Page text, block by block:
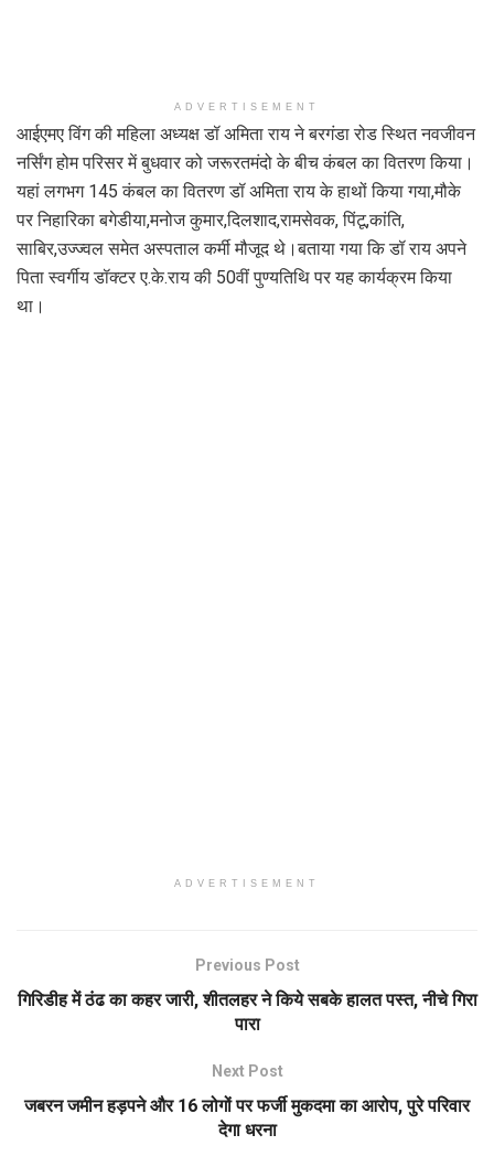
ADVERTISEMENT
आईएमए विंग की महिला अध्यक्ष डॉ अमिता राय ने बरगंडा रोड स्थित नवजीवन
नर्सिंग होम परिसर में बुधवार को जरूरतमंदो के बीच कंबल का वितरण किया।
यहां लगभग 145 कंबल का वितरण डॉ अमिता राय के हाथों किया गया,मौके
पर निहारिका बगेडीया,मनोज कुमार,दिलशाद,रामसेवक, पिंटू,कांति,
साबिर,उज्ज्वल समेत अस्पताल कर्मी मौजूद थे।बताया गया कि डॉ राय अपने
पिता स्वर्गीय डॉक्टर ए.के.राय की 50वीं पुण्यतिथि पर यह कार्यक्रम किया
था।
ADVERTISEMENT
Previous Post
गिरिडीह में ठंढ का कहर जारी, शीतलहर ने किये सबके हालत पस्त, नीचे गिरा
पारा
Next Post
जबरन जमीन हड़पने और 16 लोगों पर फर्जी मुकदमा का आरोप, पुरे परिवार
देगा धरना